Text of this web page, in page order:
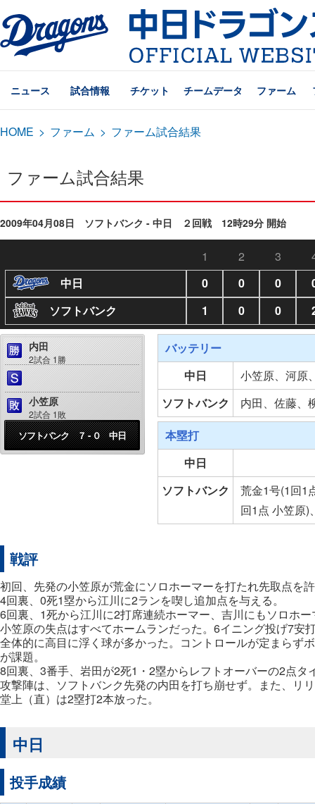
ニュース 試合情報 チケット チームデータ ファーム
HOME > ファーム > ファーム試合結果
ファーム試合結果
2009年04月08日 ソフトバンク - 中日 ２回戦 12時29分 開始
1 2 3
中日
0 0 0
ソフトバンク
1 0 0
内田
2試合 1勝
小笠原
2試合 1敗
ソフトバンク ７ - ０ 中日
バッテリー
中日
小笠原、河原
ソフトバンク
内田、佐藤、
本塁打
中日
ソフトバンク
荒金1号(1回1
回1点 小笠原)
戦評
初回、先発の小笠原が荒金にソロホーマーを打たれ先取点を
4回裏、0死1塁から江川に2ランを喫し追加点を与える。
6回裏、1死から江川に2打席連続ホーマー、吉川にもソロホ
小笠原の失点はすべてホームランだった。6イニング投げ7安
全体的に高目に浮く球が多かった。コントロールが定まらず
が課題。
8回裏、3番手、岩田が2死1・2塁からレフトオーバーの2点
攻撃陣は、ソフトバンク先発の内田を打ち崩せず。また、リ
堂上（直）は2塁打2本放った。
中日
投手成績